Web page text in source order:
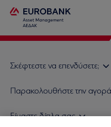
Σκέφτεστε να επενδύσετε;
Τιμολογιακή Πολιτική
Παρακολουθήστε την αγορά
Είμαστε δίπλα σας